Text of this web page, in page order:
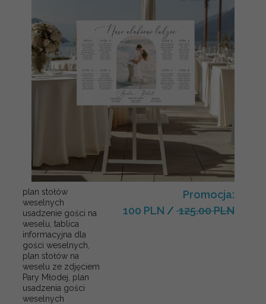
plan stołów
weselnych
usadzenie gości na
weselu, tablica
informacyjna dla
gości weselnych,
plan stołów na
weselu ze zdjęciem
Pary Młodej, plan
usadzenia gości
weselnych
Promocja:
100 PLN / 125.00 PLN